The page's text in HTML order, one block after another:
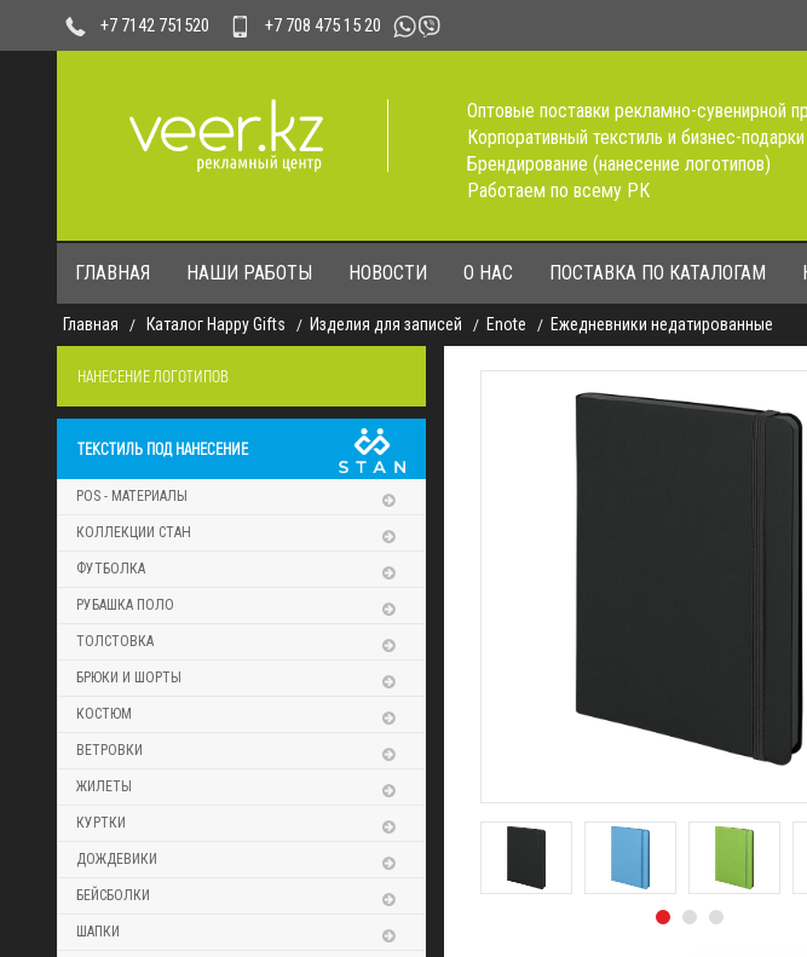
+7 7142 751520 +7 708 475 15 20
Оптовые поставки рекламно-сувенирной
Корпоративный текстиль и бизнес-подарки
Брендирование (нанесение логотипов)
Работаем по всему РК
ГЛАВНАЯ НАШИ РАБОТЫ НОВОСТИ О НАС ПОСТАВКА ПО КАТАЛОГАМ
Главная Каталог Happy Gifts Изделия для записей Enote Ежедневники недатированные
НАНЕСЕНИЕ ЛОГОТИПОВ
ТЕКСТИЛЬ ПОД НАНЕСЕНИЕ
POS - МАТЕРИАЛЫ
КОЛЛЕКЦИИ СТАН
ФУТБОЛКА
РУБАШКА ПОЛО
ТОЛСТОВКА
БРЮКИ И ШОРТЫ
КОСТЮМ
ВЕТРОВКИ
ЖИЛЕТЫ
КУРТКИ
ДОЖДЕВИКИ
БЕЙСБОЛКИ
ШАПКИ